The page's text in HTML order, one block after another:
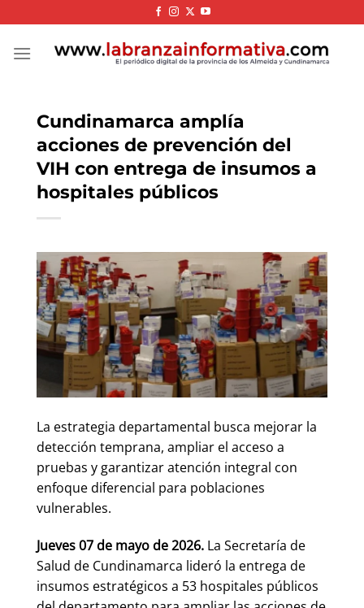
to
content
Cundinamarca amplía
acciones de prevención del
VIH con entrega de insumos a
hospitales públicos
La estrategia departamental busca mejorar la
detección temprana, ampliar el acceso a
pruebas y garantizar atención integral con
enfoque diferencial para poblaciones
vulnerables.
Jueves 07 de mayo de 2026. La Secretaría de
Salud de Cundinamarca lideró la entrega de
insumos estratégicos a 53 hospitales públicos